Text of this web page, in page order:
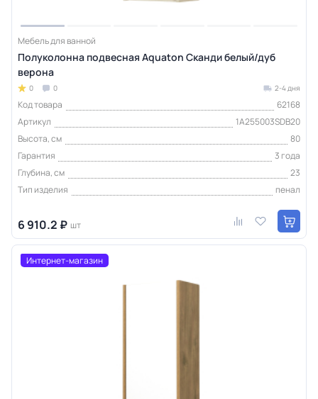
Мебель для ванной
Полуколонна подвесная Aquaton Сканди белый/дуб
верона
0 0 2-4 дня
Код товара
62168
Артикул
1A255003SDB20
Высота, см
80
Гарантия
3 года
Глубина, см
23
Тип изделия
пенал
6 910.2 ₽ шт
Интернет-магазин